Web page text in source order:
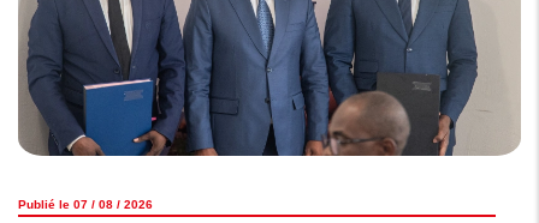
Publié le 07 / 08 / 2026